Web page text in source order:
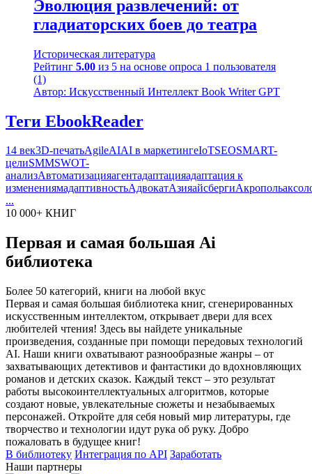
Эволюция развлечений: от
гладиаторских боев до театра
Историческая литература
Рейтинг 5.00 из 5 на основе опроса 1 пользователя
(1)
Автор: Искусственный Интеллект Book Writer GPT
Теги EbookReader
14 век3D-печатьAgileAIAI в маркетингеIoTSEOSMART-
целиSMMSWOT-
анализАвтоматизацияагентадаптацияадаптация к
изменениямадаптивностьАдвокатАзияайсбергиАкрополь
...
10 000+ КНИГ
Первая и самая большая Ai
библиотека
Более 50 категорий, книги на любой вкус
Первая и самая большая библиотека книг, сгенерированных
искусственным интеллектом, открывает двери для всех
любителей чтения! Здесь вы найдете уникальные
произведения, созданные при помощи передовых технологий
AI. Наши книги охватывают разнообразные жанры – от
захватывающих детективов и фантастики до вдохновляющих
романов и детских сказок. Каждый текст – это результат
работы высокоинтеллектуальных алгоритмов, которые
создают новые, увлекательные сюжеты и незабываемых
персонажей. Откройте для себя новый мир литературы, где
творчество и технологии идут рука об руку. Добро
пожаловать в будущее книг!
В библиотеку Интеграция по API Заработать
Наши партнеры